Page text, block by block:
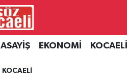
ASAYİŞ EKONOMİ KOCAELİ
KOCAELİ